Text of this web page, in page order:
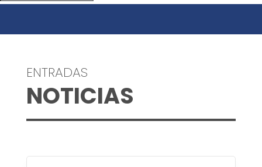
ENTRADAS
NOTICIAS